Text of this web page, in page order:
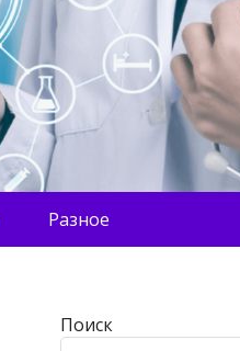
Разное
Поиск